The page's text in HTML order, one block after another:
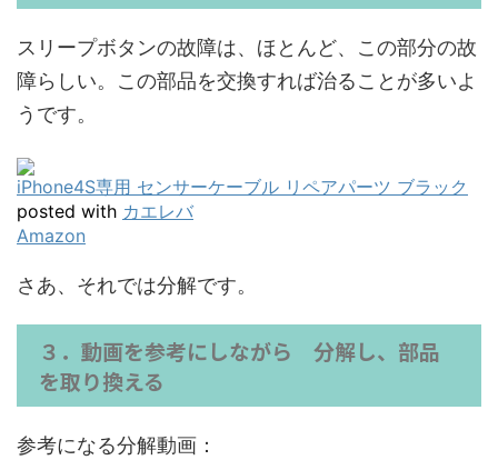
スリープボタンの故障は、ほとんど、この部分の故
障らしい。この部品を交換すれば治ることが多いよ
うです。
iPhone4S専用 センサーケーブル リペアパーツ ブラック
posted with カエレバ
Amazon
さあ、それでは分解です。
３．動画を参考にしながら 分解し、部品
を取り換える
参考になる分解動画：